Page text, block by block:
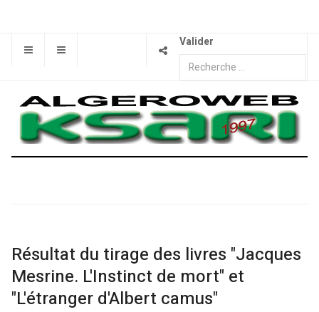
Valider
Résultat du tirage des livres "Jacques
Mesrine. L'Instinct de mort" et
"L'étranger d'Albert camus"